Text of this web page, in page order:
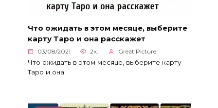
Что ожидать в этом месяце, выберите
карту Таро и она расскажет
03/08/2021 2к. Great Picture
Что ожидать в этом месяце, выберите карту
Таро и она